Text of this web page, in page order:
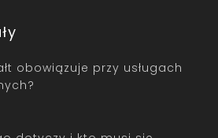
obowiązuje przy usługach